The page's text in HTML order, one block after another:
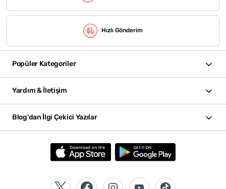
Hızlı Gönderim
Popüler Kategoriler
Yardım & İletişim
Blog'dan İlgi Çekici Yazılar